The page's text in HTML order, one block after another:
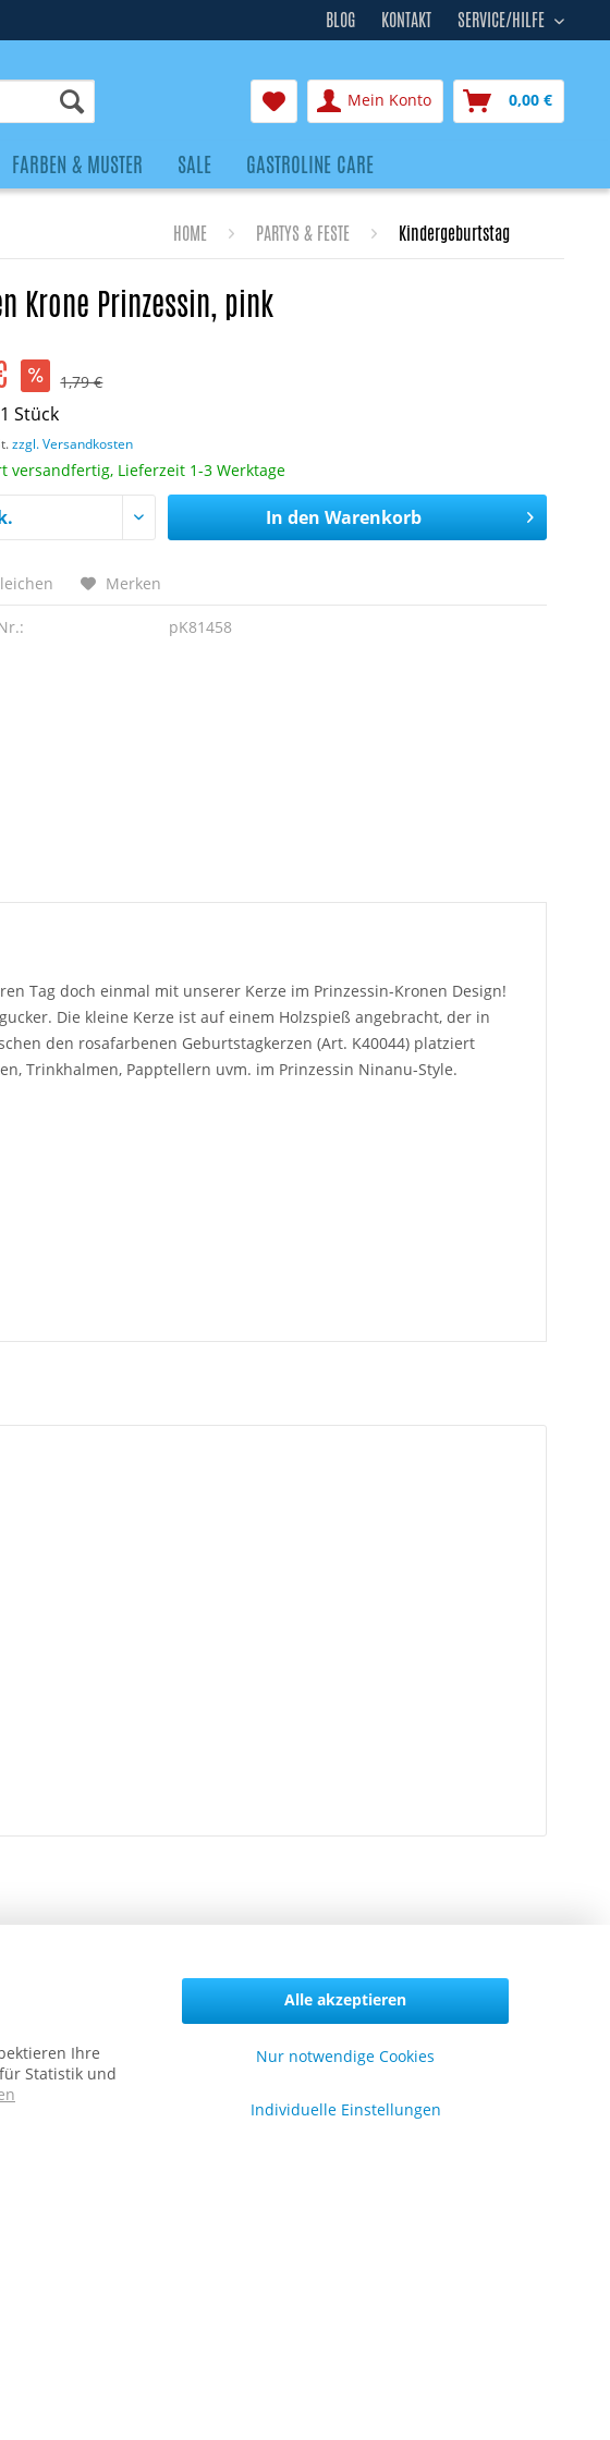
KONTAKT
BLOG SERVICE/HILFE
Mein Konto 0,00 €
FARBEN & MUSTER SALE GASTROLINE CARE
HOME PARTYS & FESTE Kindergeburtstag
Krone Prinzessin, pink
1,79 €
1 Stück
zzgl. Versandkosten
versandfertig, Lieferzeit 1-3 Werktage
In denWarenkorb
Merken
pK81458
Tag doch einmal mit unserer Kerze im Prinzessin-Kronen Design!
Die kleine Kerze ist auf einem Holzspieß angebracht, der in
den rosafarbenen Geburtstagkerzen (Art. K40044) platziert
Trinkhalmen, Papptellern uvm. im Prinzessin Ninanu-Style.
Vertrag widerrufen
Informationen
Ihre
Statistik und
Nur notwendige Cookies
Alle akzeptieren
Individuelle Einstellungen